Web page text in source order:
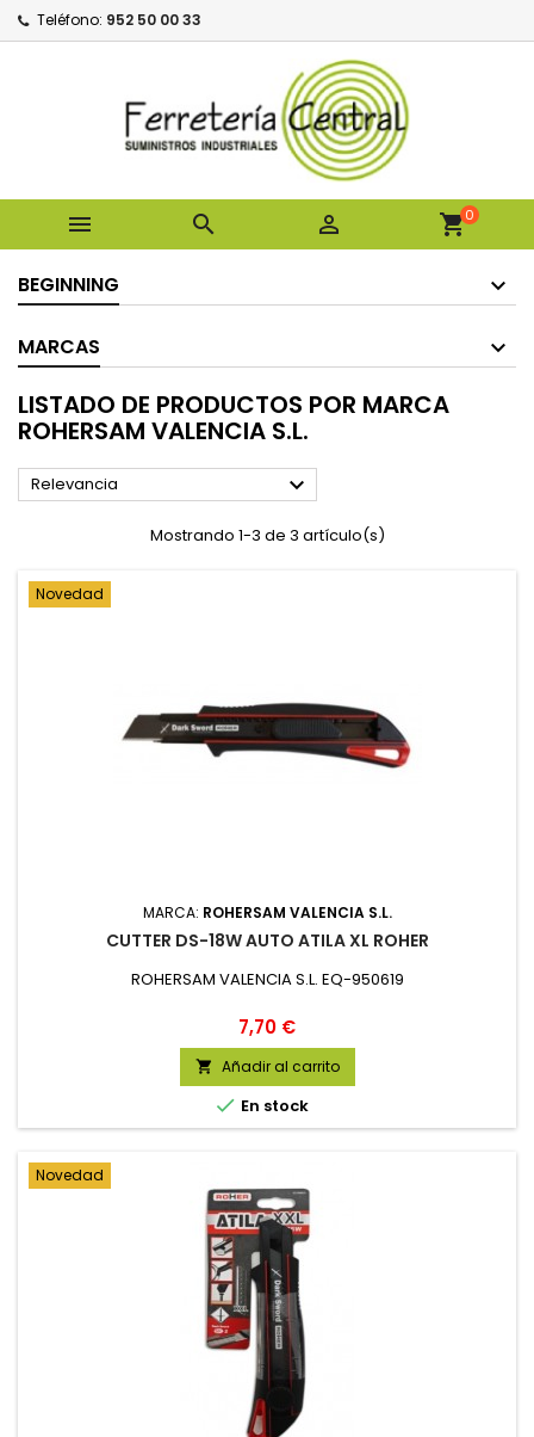
Teléfono: 952 50 00 33
   shopping_cart0
BEGINNING
MARCAS
LISTADO DE PRODUCTOS POR MARCA
ROHERSAM VALENCIA S.L.
Relevancia 
Mostrando 1-3 de 3 artículo(s)
Novedad
MARCA: ROHERSAM VALENCIA S.L.
CUTTER DS-18W AUTO ATILA XL ROHER
ROHERSAM VALENCIA S.L. EQ-950619
Precio
7,70 €
 Añadir al carrito
 En stock
Novedad